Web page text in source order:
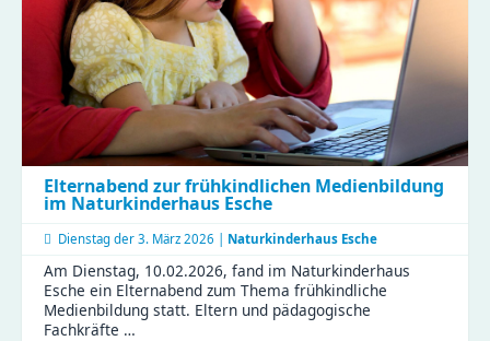
den
Friedenstag
Elternabend zur frühkindlichen Medienbildung
im Naturkinderhaus Esche
Dienstag der 3. März 2026 | Naturkinderhaus Esche
Am Dienstag, 10.02.2026, fand im Naturkinderhaus
Esche ein Elternabend zum Thema frühkindliche
Medienbildung statt. Eltern und pädagogische
Fachkräfte …